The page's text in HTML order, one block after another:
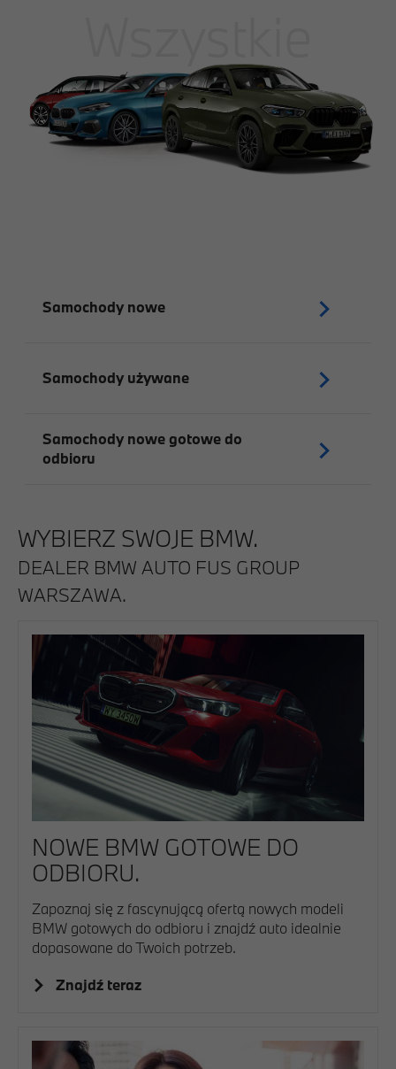
Samochody nowe
Samochody używane
Samochody nowe gotowe do
odbioru
WYBIERZ SWOJE BMW.
DEALER BMW AUTO FUS GROUP
WARSZAWA.
NOWE BMW GOTOWE DO
ODBIORU.
Zapoznaj się z fascynującą ofertą nowych modeli
BMW gotowych do odbioru i znajdź auto idealnie
dopasowane do Twoich potrzeb.
Znajdź teraz